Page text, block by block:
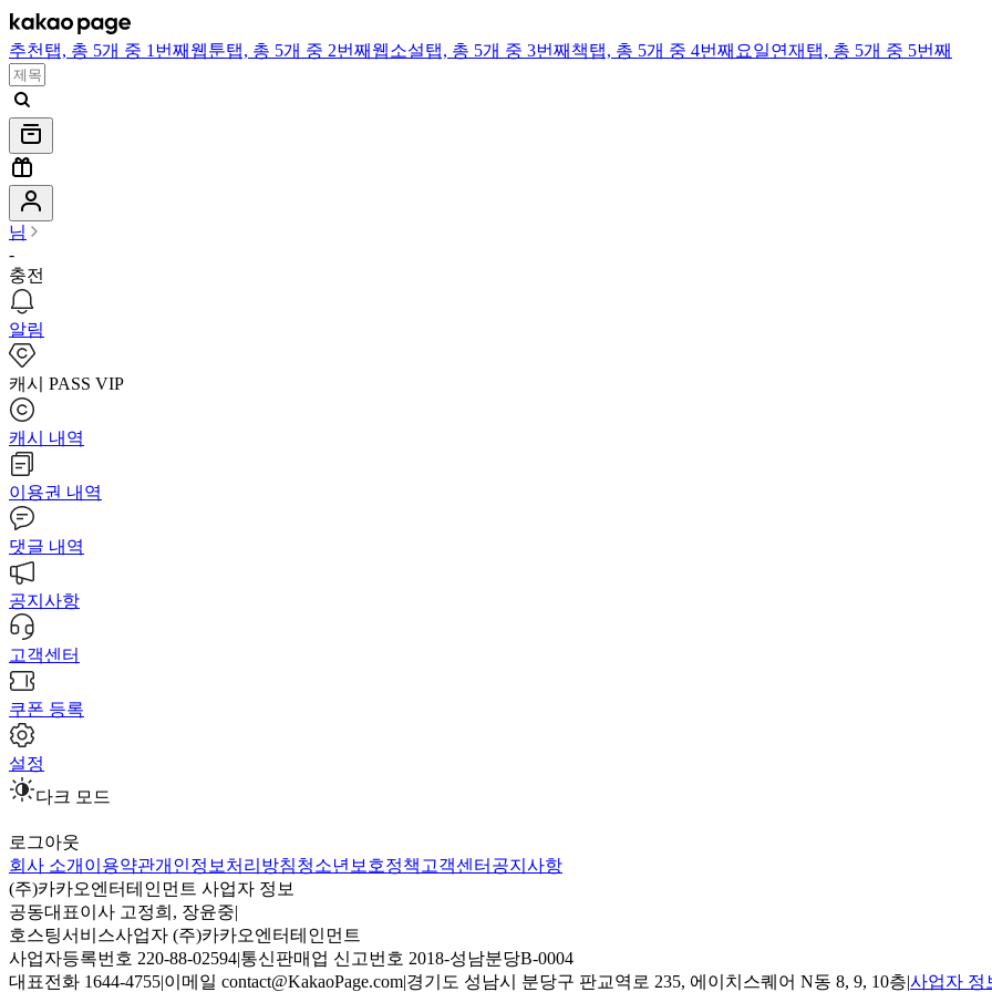
추천 탭, 총 5개 중 1번째 웹툰탭, 총 5개 중 2번째 웹소설탭, 총 5개 중 3번째 책탭, 총 5개 중 4번째 요일연재 탭, 총 5개 중 5번째
님
-
충전
알림
캐시 PASS VIP
캐시 내역
이용권 내역
댓글 내역
공지사항
고객센터
쿠폰 등록
설정
다크 모드
로그아웃
회사 소개 이용약관개인정보처리방침청소년보호정책 고객센터 공지사항
(주)카카오엔터테인먼트 사업자 정보
공동대표이사 고정희, 장윤중|
호스팅서비스사업자 (주)카카오엔터테인먼트
사업자등록번호 220-88-02594|통신판매업 신고번호 2018-성남분당B-0004
대표전화 1644-4755|이메일 contact@KakaoPage.com|경기도 성남시 분당구 판교역로 235, 에이치스퀘어 N동 8, 9, 10층|사업자 정